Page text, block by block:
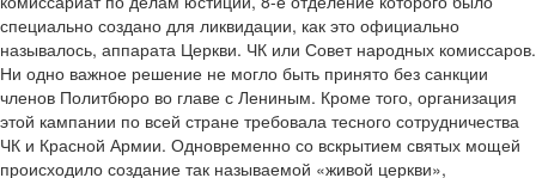
специально создано для ликвидации, как это официально
называлось, аппарата Церкви. ЧК или Совет народных комиссаров.
Ни одно важное решение не могло быть принято без санкции
членов Политбюро во главе с Лениным. Кроме того, организация
этой кампании по всей стране требовала тесного сотрудничества
ЧК и Красной Армии. Одновременно со вскрытием святых мощей
происходило создание так называемой «живой церкви»,